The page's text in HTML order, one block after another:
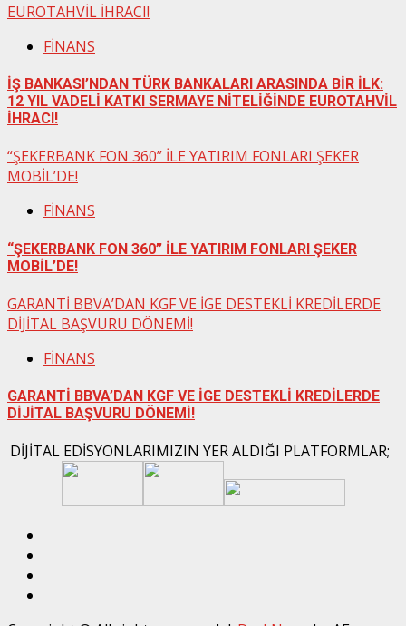
EUROTAHVİL İHRACI!
FİNANS
İŞ BANKASI’NDAN TÜRK BANKALARI ARASINDA BİR İLK:
12 YIL VADELİ KATKI SERMAYE NİTELİĞİNDE EUROTAHVİL
İHRACI!
“ŞEKERBANK FON 360” İLE YATIRIM FONLARI ŞEKER
MOBİL’DE!
FİNANS
“ŞEKERBANK FON 360” İLE YATIRIM FONLARI ŞEKER
MOBİL’DE!
GARANTİ BBVA’DAN KGF VE İGE DESTEKLİ KREDİLERDE
DİJİTAL BAŞVURU DÖNEMİ!
FİNANS
GARANTİ BBVA’DAN KGF VE İGE DESTEKLİ KREDİLERDE
DİJİTAL BAŞVURU DÖNEMİ!
DİJİTAL EDİSYONLARIMIZIN YER ALDIĞI PLATFORMLAR;